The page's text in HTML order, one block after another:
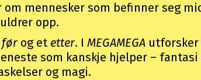
om mennesker som befinner seg
opp.
før og et etter. I MEGAMEGA utforsker
som kanskje hjelper –
og magi.